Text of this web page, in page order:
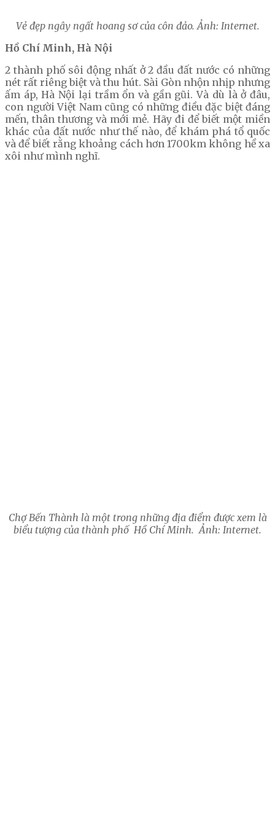
Vẻ đẹp ngây ngất hoang sơ của côn đảo. Ảnh: Internet.
Hồ Chí Minh, Hà Nội
2 thành phố sôi động nhất ở 2 đầu đất nước có những
nét rất riêng biệt và thu hút. Sài Gòn nhộn nhịp nhưng
ấm áp, Hà Nội lại trầm ổn và gần gũi. Và dù là ở đâu,
con người Việt Nam cũng có những điều đặc biệt đáng
mến, thân thương và mới mẻ. Hãy đi để biết một miền
khác của đất nước như thế nào, để khám phá tổ quốc
và để biết rằng khoảng cách hơn 1700km không hề xa
xôi như mình nghĩ.
Chợ Bến Thành là một trong những địa điểm được xem là
biểu tượng của thành phố Hồ Chí Minh. Ảnh: Internet.